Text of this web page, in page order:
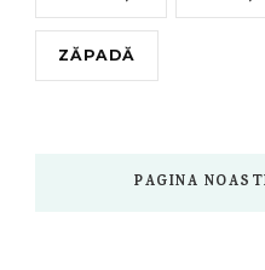
ZĂPADĂ
PAGINA